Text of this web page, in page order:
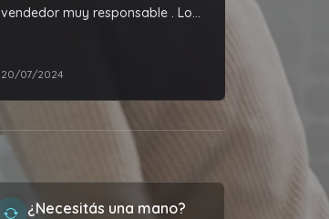
vendedor muy responsable . Lo
20/07/2024 16/08/2024
¿Necesitás una mano?